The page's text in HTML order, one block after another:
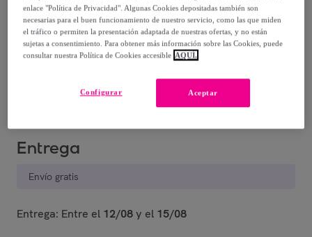
18,75 €
-20%
Entrega
Envío gratis
Entrega: Entre el 12/08y el 15/08
enlace "Política de Privacidad". Algunas Cookies depositadas también son
necesarias para el buen funcionamiento de nuestro servicio, como las que miden
el tráfico o permiten la presentación adaptada de nuestras ofertas, y no están
sujetas a consentimiento. Para obtener más información sobre las Cookies, puede
consultar nuestra Política de Cookies accesible AQUÍ.
Aceptar
Configurar